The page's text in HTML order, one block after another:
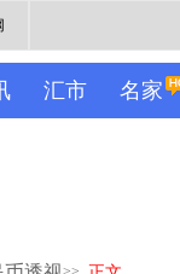
汇市 名家